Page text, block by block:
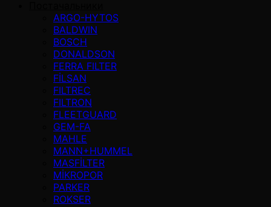
ARGO-HYTOS
BALDWIN
BOSCH
DONALDSON
FERRA FILTER
FİLSAN
FILTREC
FILTRON
FLEETGUARD
GEM-FA
MAHLE
MANN+HUMMEL
MASFİLTER
MİKROPOR
PARKER
ROKSER